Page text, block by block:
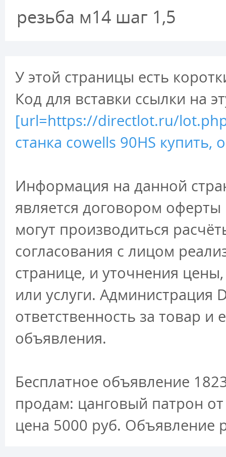
резьба м14 шаг 1,5
У этой страницы есть
Код для вставки ссылки на
[url=https://directlot.ru/
станка cowells 90HS купить,
Информация на данной
является договором
могут производиться
согласования с лицом
странице, и уточнения
или услуги. Администрация
ответственность за товар и
объявления.
Бесплатное объявление
продам: цанговый патрон от
цена 5000 руб. Объявление